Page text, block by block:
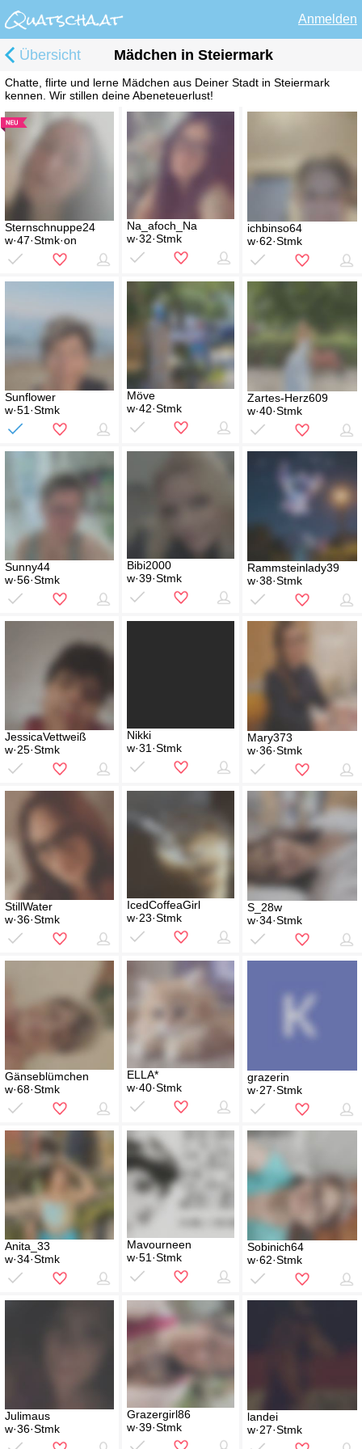
Anmelden
Übersicht Mädchen in Steiermark
Chatte, flirte und lerne Mädchen aus Deiner Stadt in Steiermark
kennen. Wir stillen deine Abeneteuerlust!
Sternschnuppe24
w·47·Stmk·on
Na_afoch_Na
w·32·Stmk
ichbinso64
w·62·Stmk
Sunflower
w·51·Stmk
Möve
w·42·Stmk
Zartes-Herz609
w·40·Stmk
Sunny44
w·56·Stmk
Bibi2000
w·39·Stmk
Rammsteinlady39
w·38·Stmk
JessicaVettweiß
w·25·Stmk
Nikki
w·31·Stmk
Mary373
w·36·Stmk
StillWater
w·36·Stmk
IcedCoffeaGirl
w·23·Stmk
S_28w
w·34·Stmk
Gänseblümchen
w·68·Stmk
ELLA*
w·40·Stmk
grazerin
w·27·Stmk
Anita_33
w·34·Stmk
Mavourneen
w·51·Stmk
Sobinich64
w·62·Stmk
Julimaus
w·36·Stmk
Grazergirl86
w·39·Stmk
landei
w·27·Stmk